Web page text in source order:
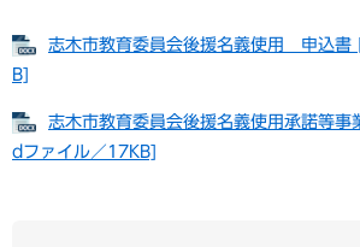
志木市教育委員会後援名義使用 申込
B]
志木市教育委員会後援名義使用承諾等
dファイル／17KB]